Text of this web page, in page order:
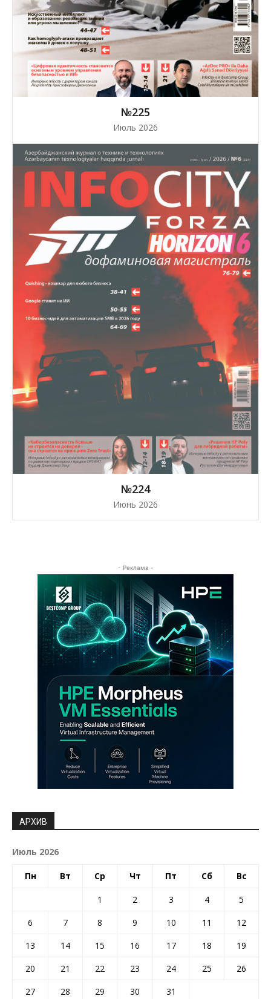
№225
Июль 2026
№224
Июнь 2026
- Реклама -
АРХИВ
Июль 2026
Пн Вт Ср Чт Пт Сб Вс
1 2 3 4
5
6
7 8 9 10 11
12
13
14 15 16 17 18
19
20
21 22 23 24 25
26
27
28 29 30
31